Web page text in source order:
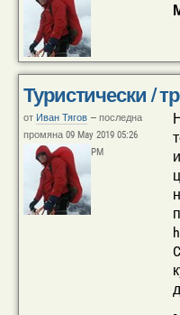
Туристически /
от Иван Тягов —последна
промяна 09 May 2019 05:26
PM